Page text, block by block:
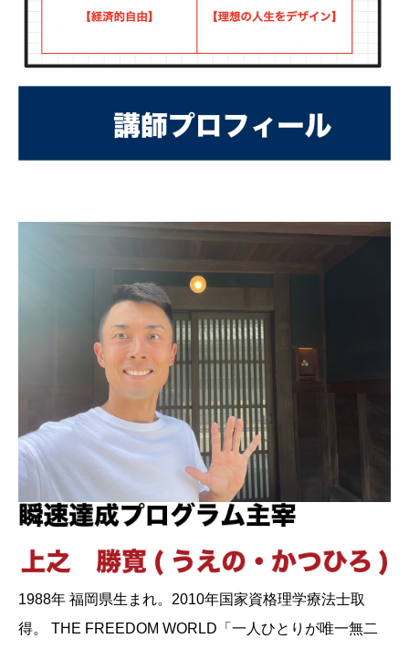
1988年 福岡県生まれ。2010年国家資格理学療法士取
得。 THE FREEDOM WORLD「一人ひとりが唯一無二